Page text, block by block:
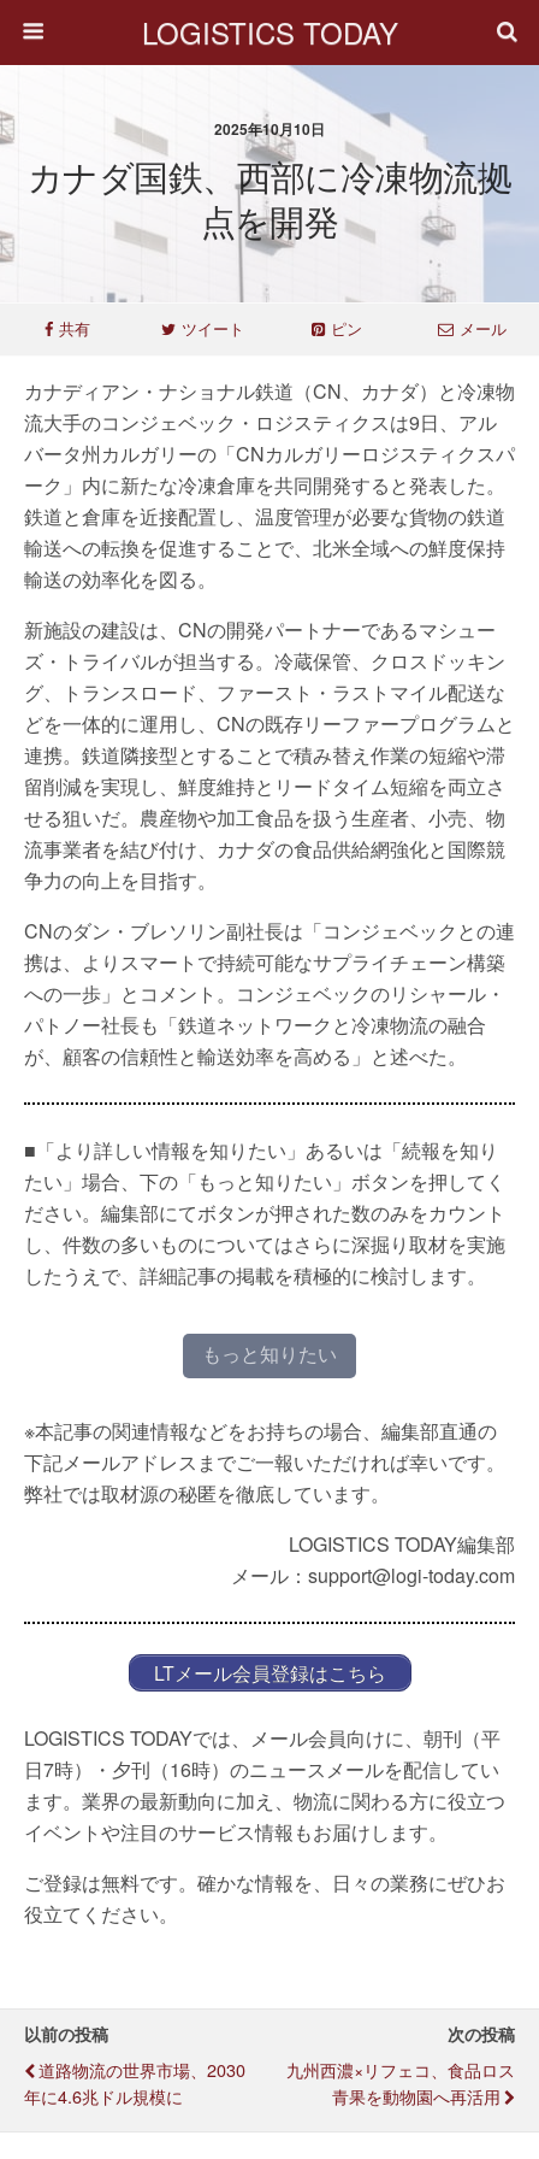
LOGISTICS TODAY
2025年10月10日
カナダ国鉄、西部に冷凍物流拠
点を開発
共有 ツイート ピン メール
カナディアン・ナショナル鉄道（CN、カナダ）と冷凍物
流大手のコンジェベック・ロジスティクスは9日、アル
バータ州カルガリーの「CNカルガリーロジスティクスパ
ーク」内に新たな冷凍倉庫を共同開発すると発表した。
鉄道と倉庫を近接配置し、温度管理が必要な貨物の鉄道
輸送への転換を促進することで、北米全域への鮮度保持
輸送の効率化を図る。
新施設の建設は、CNの開発パートナーであるマシュー
ズ・トライバルが担当する。冷蔵保管、クロスドッキン
グ、トランスロード、ファースト・ラストマイル配送な
どを一体的に運用し、CNの既存リーファープログラムと
連携。鉄道隣接型とすることで積み替え作業の短縮や滞
留削減を実現し、鮮度維持とリードタイム短縮を両立さ
せる狙いだ。農産物や加工食品を扱う生産者、小売、物
流事業者を結び付け、カナダの食品供給網強化と国際競
争力の向上を目指す。
CNのダン・ブレソリン副社長は「コンジェベックとの連
携は、よりスマートで持続可能なサプライチェーン構築
への一歩」とコメント。コンジェベックのリシャール・
パトノー社長も「鉄道ネットワークと冷凍物流の融合
が、顧客の信頼性と輸送効率を高める」と述べた。
■「より詳しい情報を知りたい」あるいは「続報を知り
たい」場合、下の「もっと知りたい」ボタンを押してく
ださい。編集部にてボタンが押された数のみをカウント
し、件数の多いものについてはさらに深掘り取材を実施
したうえで、詳細記事の掲載を積極的に検討します。
もっと知りたい
※本記事の関連情報などをお持ちの場合、編集部直通の
下記メールアドレスまでご一報いただければ幸いです。
弊社では取材源の秘匿を徹底しています。
LOGISTICS TODAY編集部
メール：support@logi-today.com
LTメール会員登録はこちら
LOGISTICS TODAYでは、メール会員向けに、朝刊（平
日7時）・夕刊（16時）のニュースメールを配信してい
ます。業界の最新動向に加え、物流に関わる方に役立つ
イベントや注目のサービス情報もお届けします。
ご登録は無料です。確かな情報を、日々の業務にぜひお
役立てください。
以前の投稿
道路物流の世界市場、2030
年に4.6兆ドル規模に
次の投稿
九州西濃×リフェコ、食品ロス
青果を動物園へ再活用